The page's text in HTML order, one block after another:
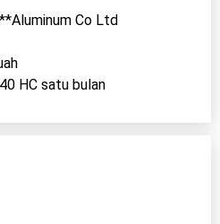
Co Ltd
HC satu bulan